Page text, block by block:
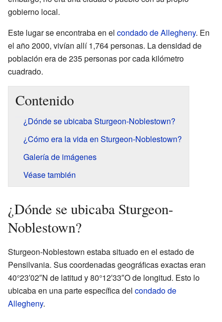
gobierno local.
Este lugar se encontraba en el condado de Allegheny. En
el año 2000, vivían allí 1,764 personas. La densidad de
población era de 235 personas por cada kilómetro
cuadrado.
Contenido
¿Dónde se ubicaba Sturgeon-Noblestown?
¿Cómo era la vida en Sturgeon-Noblestown?
Galería de imágenes
Véase también
¿Dónde se ubicaba Sturgeon-
Noblestown?
Sturgeon-Noblestown estaba situado en el estado de
Pensilvania. Sus coordenadas geográficas exactas eran
40°23′02″N de latitud y 80°12′33″O de longitud. Esto lo
ubicaba en una parte específica del condado de
Allegheny.